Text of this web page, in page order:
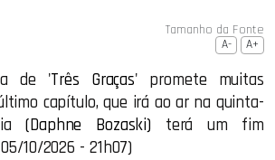
Tamanho da Fonte
A- A+
de 'Três Graças' promete muitas
capítulo, que irá ao ar na quinta-
(Daphne Bozaski) terá um fim
10/2026 - 21h07)